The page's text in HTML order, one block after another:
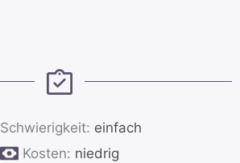
Schwierigkeit: einfach
Kosten: niedrig